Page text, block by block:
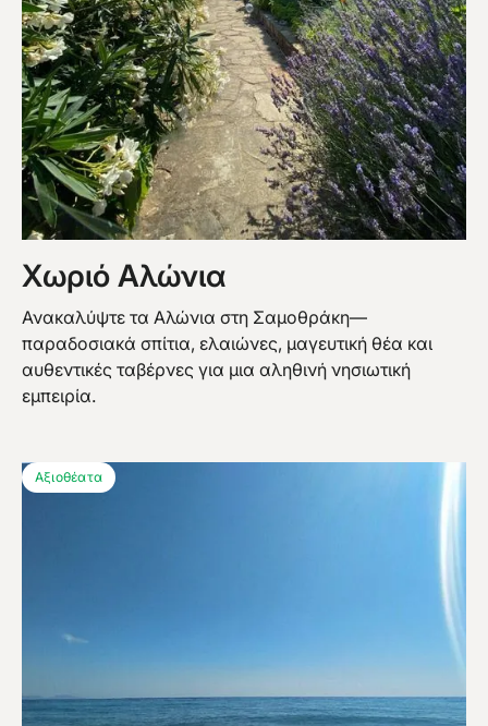
Χωριό Αλώνια
Ανακαλύψτε τα Αλώνια στη Σαμοθράκη—
παραδοσιακά σπίτια, ελαιώνες, μαγευτική θέα και
αυθεντικές ταβέρνες για μια αληθινή νησιωτική
εμπειρία.
Αξιοθέατα